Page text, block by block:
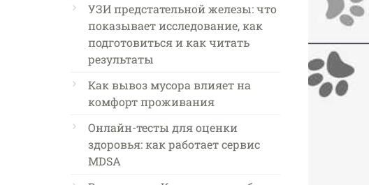
УЗИ предстательной железы: что
показывает исследование, как
подготовиться и как читать
результаты
Как вывоз мусора влияет на
комфорт проживания
Онлайн-тесты для оценки
здоровья: как работает сервис
MDSA